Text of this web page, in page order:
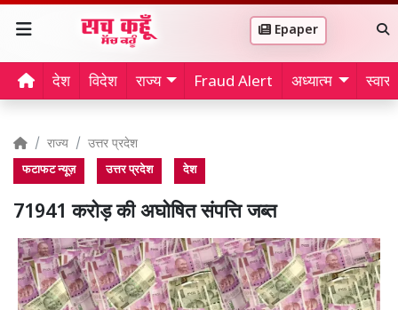
Epaper
देश विदेश राज्य Fraud Alert अध्यात्म
राज्य उत्तर प्रदेश
फटाफट न्यूज़ उत्तर प्रदेश देश
71941 करोड़ की अघोषित संपत्ति जब्त